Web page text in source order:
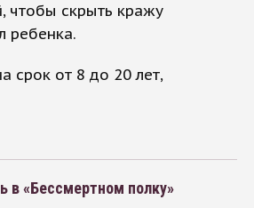
чтобы скрыть кражу
ребенка.
срок от 8 до 20 лет,
в «Бессмертном полку»